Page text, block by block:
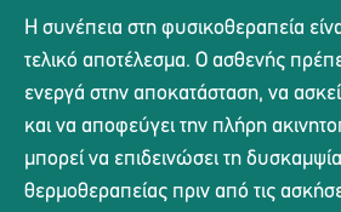
Η συνέπεια στη φυσικοθεραπεία
τελικό αποτέλεσμα. Ο ασθενής
ενεργά στην αποκατάσταση, να
και να αποφεύγει την πλήρη
μπορεί να επιδεινώσει τη
θερμοθεραπείας πριν από τις